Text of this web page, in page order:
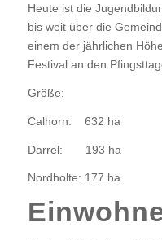
Heute ist die
bis weit über die
einem der jährlichen
Festival an den
Größe:
Calhorn: 632 ha
Darrel: 193 ha
Nordholte: 177 ha